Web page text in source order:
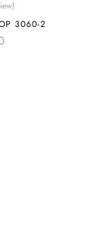
3060-2